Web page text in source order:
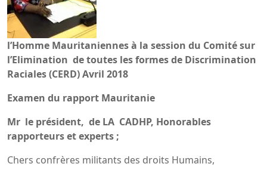
l’Homme Mauritaniennesà la session du Comité sur
l’Elimination de toutes les formes de Discrimination
Raciales (CERD) Avril 2018
Examen du rapport Mauritanie
Mr le président, de LA CADHP, Honorables
rapporteurs et experts ;
Chers confrères militants des droits Humains,